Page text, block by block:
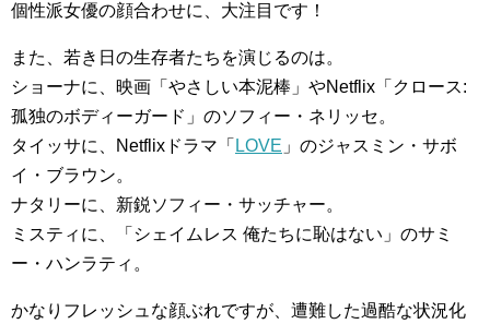
個性派女優の顔合わせに、大注目です！
また、若き日の生存者たちを演じるのは。
ショーナに、映画「やさしい本泥棒」やNetflix「クロース:
孤独のボディーガード」のソフィー・ネリッセ。
タイッサに、Netflixドラマ「 LOVE 」のジャスミン・サボ
イ・ブラウン。
ナタリーに、新鋭ソフィー・サッチャー。
ミスティに、「シェイムレス 俺たちに恥はない」のサミ
ー・ハンラティ。
かなりフレッシュな顔ぶれですが、遭難した過酷な状況化